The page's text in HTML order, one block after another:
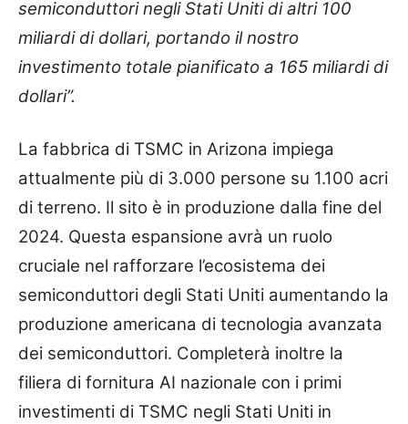
semiconduttori negli Stati Uniti di altri 100
miliardi di dollari, portando il nostro
investimento totale pianificato a 165 miliardi di
dollari”.
La fabbrica di TSMC in Arizona impiega
attualmente più di 3.000 persone su 1.100 acri
di terreno. Il sito è in produzione dalla fine del
2024. Questa espansione avrà un ruolo
cruciale nel rafforzare l’ecosistema dei
semiconduttori degli Stati Uniti aumentando la
produzione americana di tecnologia avanzata
dei semiconduttori. Completerà inoltre la
filiera di fornitura AI nazionale con i primi
investimenti di TSMC negli Stati Uniti in